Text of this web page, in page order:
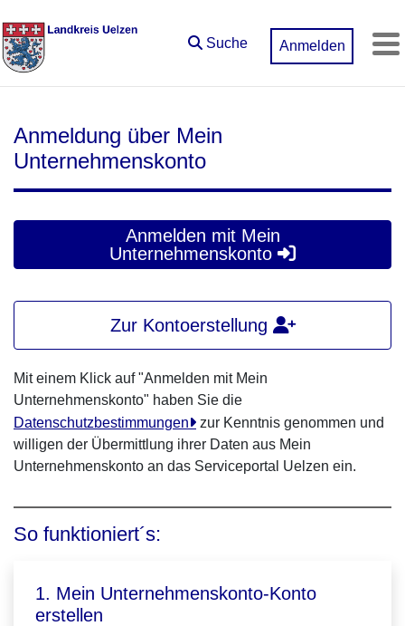
Suche Anmelden
Anmeldung über Mein
Unternehmenskonto
Anmelden mit Mein
Unternehmenskonto
Zur Kontoerstellung
Mit einem Klick auf "Anmelden mit Mein
Unternehmenskonto" haben Sie die
Datenschutzbestimmungen
zur Kenntnis genommen und
willigen der Übermittlung ihrer Daten aus Mein
Unternehmenskonto an das Serviceportal Uelzen ein.
So funktioniert´s:
1. Mein Unternehmenskonto-Konto
erstellen